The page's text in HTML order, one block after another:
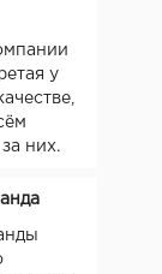
у
них.